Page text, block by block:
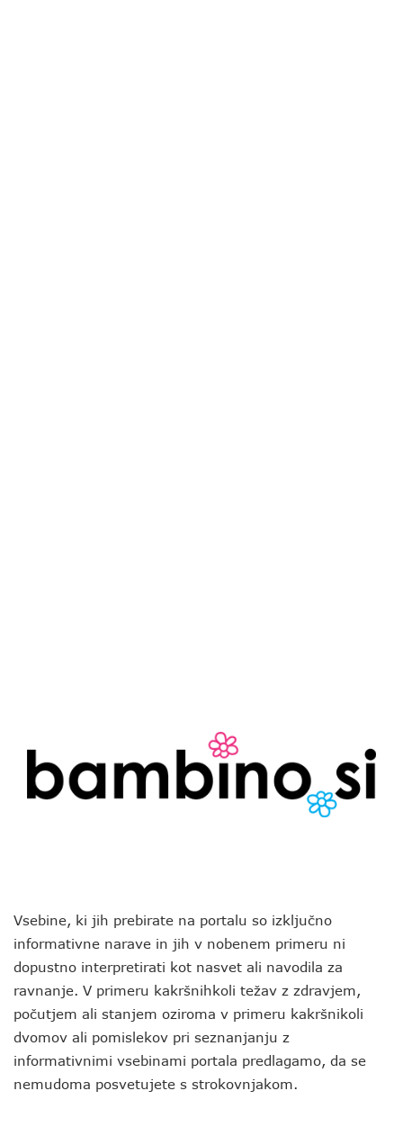
Vsebine, ki jih prebirate na portalu so izključno
informativne narave in jih v nobenem primeru ni
dopustno interpretirati kot nasvet ali navodila za
ravnanje. V primeru kakršnihkoli težav z zdravjem,
počutjem ali stanjem oziroma v primeru kakršnikoli
dvomov ali pomislekov pri seznanjanju z
informativnimi vsebinami portala predlagamo, da se
nemudoma posvetujete s strokovnjakom.